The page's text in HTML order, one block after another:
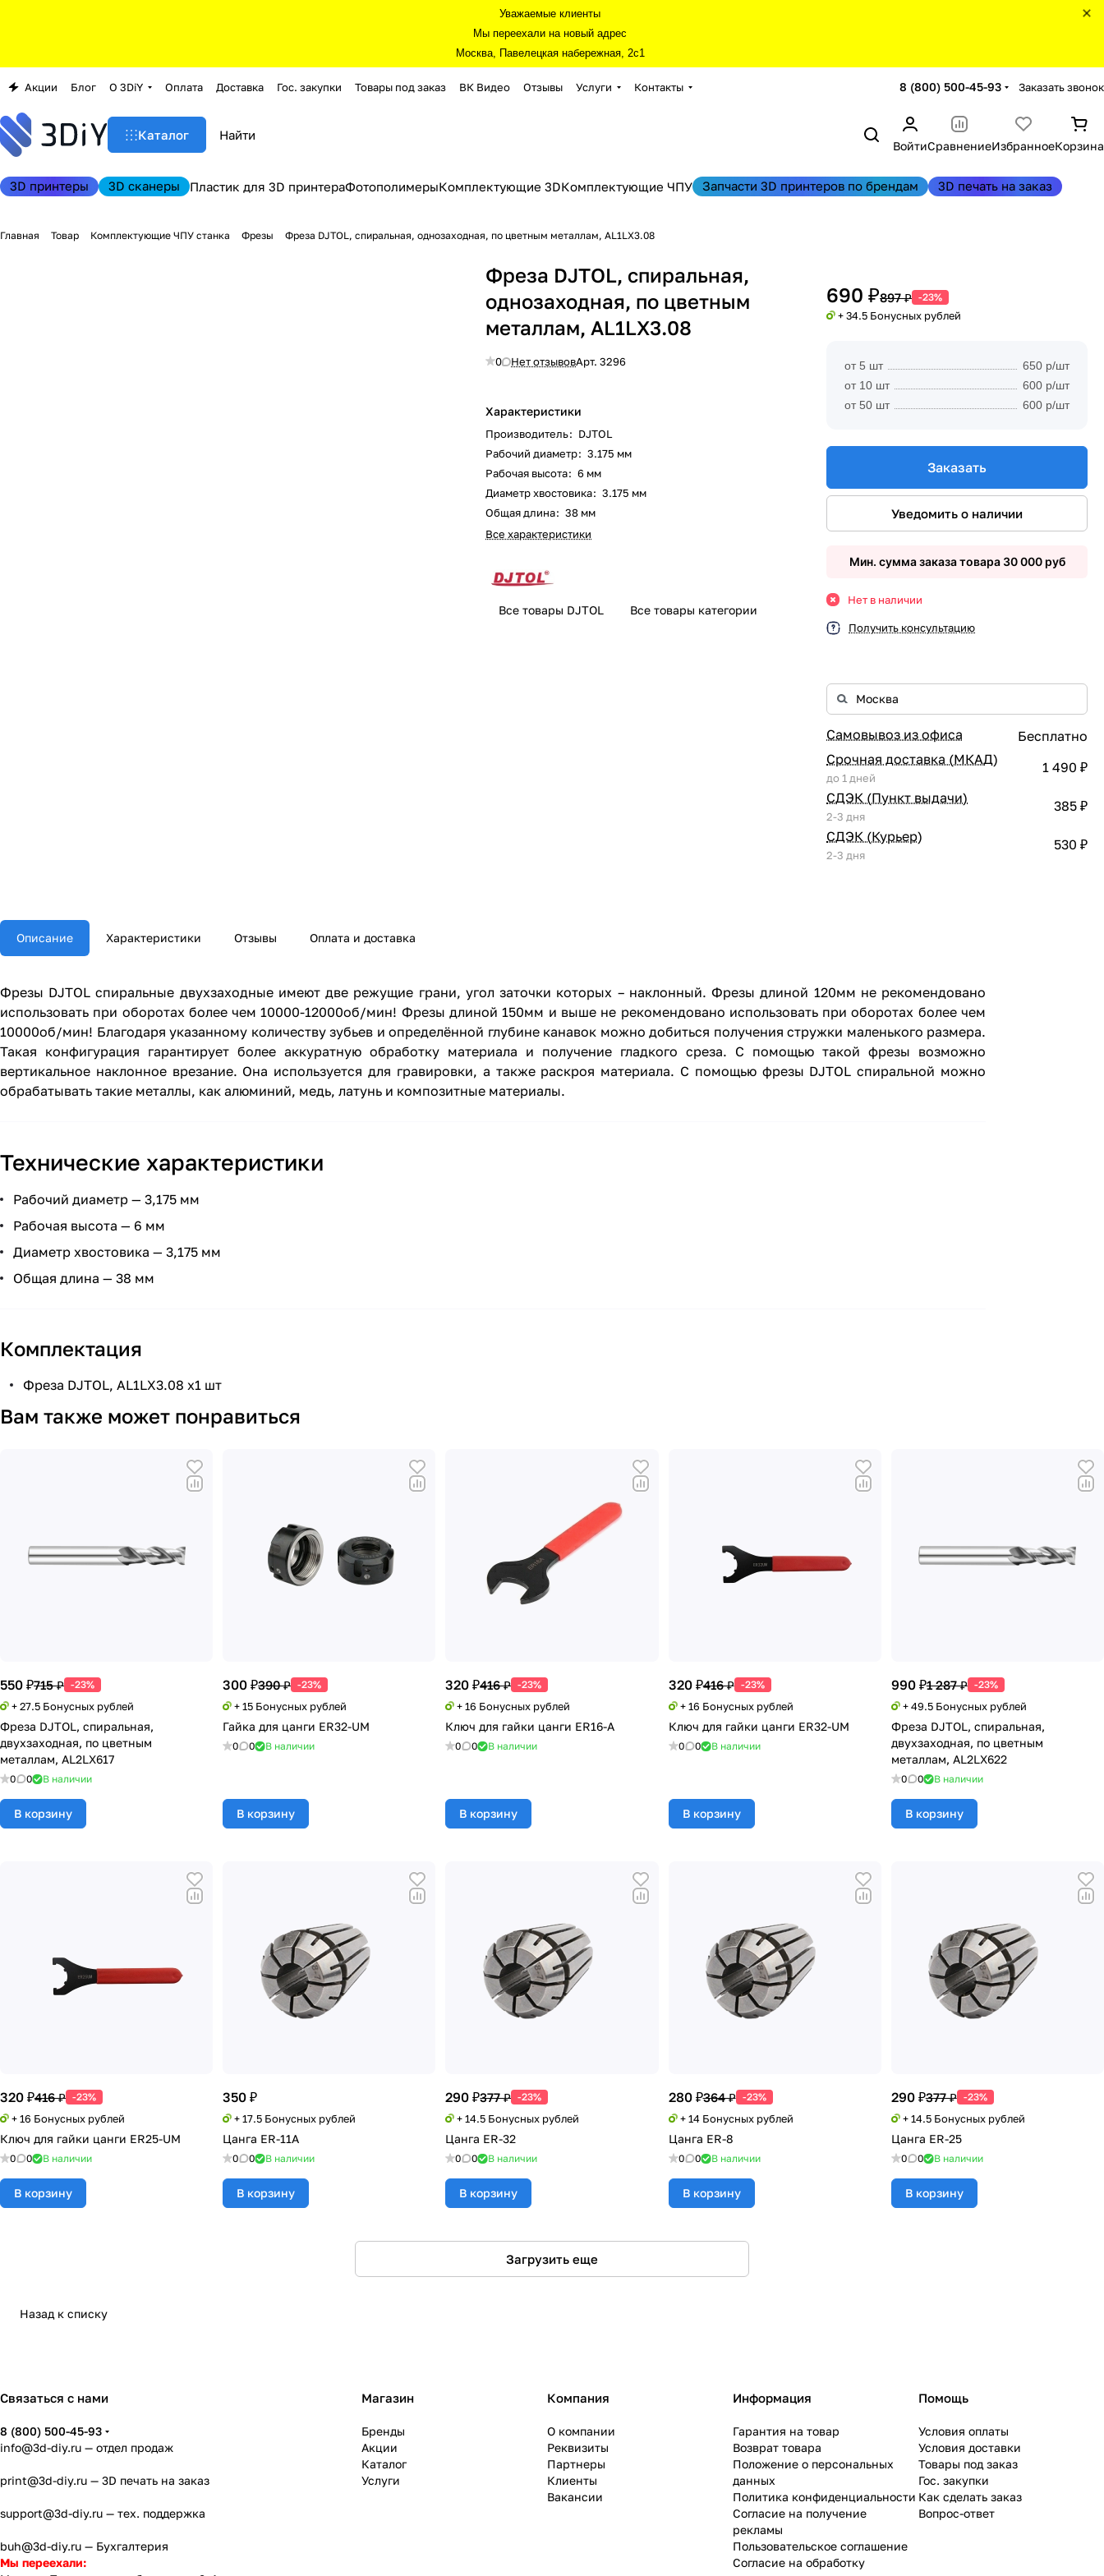
Уважаемые клиенты
Мы переехали на новый адрес
Москва, Павелецкая набережная, 2с1
Акции Блог О 3DiY Оплата Доставка Гос. закупки Товары под заказ ВК Видео Отзывы Услуги Контакты 8 (800) 500-45-93 Заказать звонок
Каталог
ВойтиСравнениеИзбранноеКорзина
3D принтеры 3D сканеры Пластик для 3D принтераФотополимерыКомплектующие 3DКомплектующие ЧПУ Запчасти 3D принтеров по брендам 3D печать на заказ
Главная Товар Комплектующие ЧПУ станка Фрезы Фреза DJTOL, спиральная, однозаходная, по цветным металлам, AL1LX3.08
Фреза DJTOL, спиральная,
однозаходная, по цветным
металлам, AL1LX3.08
0 Нет отзывовАрт.3296
Характеристики
Производитель: DJTOL
Рабочий диаметр: 3.175 мм
Рабочая высота: 6 мм
Диаметр хвостовика: 3.175 мм
Общая длина: 38 мм
Все характеристики
Все товары DJTOL Все товары категории
690 ₽897 ₽ -23%
+ 34.5 Бонусных рублей
от 5 шт
650 р/шт
от 10 шт
600 р/шт
от 50 шт
600 р/шт
Заказать
Уведомить о наличии
Мин. сумма заказа товара 30 000 руб
Нет в наличии
Получить консультацию
Самовывоз из офиса
Бесплатно
Срочная доставка (МКАД)
до 1 дней
1 490 ₽
СДЭК (Пункт выдачи)
2-3 дня
385 ₽
СДЭК (Курьер)
2-3 дня
530 ₽
Описание Характеристики Отзывы Оплата и доставка
Фрезы DJTOL спиральные двухзаходные имеют две режущие грани, угол заточки которых – наклонный. Фрезы длиной 120мм не рекомендовано
использовать при оборотах более чем 10000-12000об/мин! Фрезы длиной 150мм и выше не рекомендовано использовать при оборотах более чем
10000об/мин! Благодаря указанному количеству зубьев и определённой глубине канавок можно добиться получения стружки маленького размера.
Такая конфигурация гарантирует более аккуратную обработку материала и получение гладкого среза. С помощью такой фрезы возможно
вертикальное наклонное врезание. Она используется для гравировки, а также раскроя материала. С помощью фрезы DJTOL спиральной можно
обрабатывать такие металлы, как алюминий, медь, латунь и композитные материалы.
Технические характеристики
Рабочий диаметр — 3,175 мм
Рабочая высота — 6 мм
Диаметр хвостовика — 3,175 мм
Общая длина — 38 мм
Комплектация
Фреза DJTOL, AL1LX3.08 х1 шт
Вам также может понравиться
550 ₽715 ₽ -23%
+ 27.5 Бонусных рублей
Фреза DJTOL, спиральная,
двухзаходная, по цветным
металлам, AL2LX617
0 0 В наличии
В корзину
300 ₽390 ₽ -23%
+ 15 Бонусных рублей
Гайка для цанги ER32-UM
0 0 В наличии
В корзину
320 ₽416 ₽ -23%
+ 16 Бонусных рублей
Ключ для гайки цанги ER16-A
0 0 В наличии
В корзину
320 ₽416 ₽ -23%
+ 16 Бонусных рублей
Ключ для гайки цанги ER32-UM
0 0 В наличии
В корзину
990 ₽1 287 ₽ -23%
+ 49.5 Бонусных рублей
Фреза DJTOL, спиральная,
двухзаходная, по цветным
металлам, AL2LX622
0 0 В наличии
В корзину
320 ₽416 ₽ -23%
+ 16 Бонусных рублей
Ключ для гайки цанги ER25-UM
0 0 В наличии
В корзину
350 ₽
+ 17.5 Бонусных рублей
Цанга ER-11A
0 0 В наличии
В корзину
290 ₽377 ₽ -23%
+ 14.5 Бонусных рублей
Цанга ER-32
0 0 В наличии
В корзину
280 ₽364 ₽ -23%
+ 14 Бонусных рублей
Цанга ER-8
0 0 В наличии
В корзину
290 ₽377 ₽ -23%
+ 14.5 Бонусных рублей
Цанга ER-25
0 0 В наличии
В корзину
Загрузить еще
Назад к списку
Связаться с нами
8 (800) 500-45-93
info@3d-diy.ru — отдел продаж
print@3d-diy.ru — 3D печать на заказ
support@3d-diy.ru — тех. поддержка
buh@3d-diy.ru — Бухгалтерия
Мы переехали:
Магазин
Бренды
Акции
Каталог
Услуги
Компания
О компании
Реквизиты
Партнеры
Клиенты
Вакансии
Информация
Гарантия на товар
Возврат товара
Положение о персональных
данных
Политика конфиденциальности
Согласие на получение
рекламы
Пользовательское соглашение
Согласие на обработку
Помощь
Условия оплаты
Условия доставки
Товары под заказ
Гос. закупки
Как сделать заказ
Вопрос-ответ